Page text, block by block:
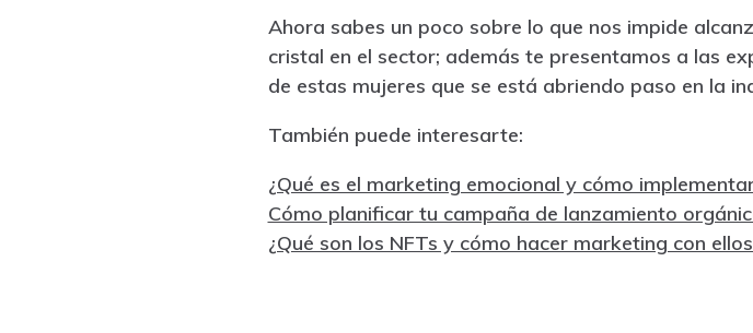
Ahora sabes un poco sobre lo que nos impide
cristal en el sector; además te presentamos a las
de estas mujeres que se está abriendo paso en la
También puede interesarte:
¿Qué es el marketing emocional y cómo
Cómo planificar tu campaña de lanzamiento
¿Qué son los NFTs y cómo hacer marketing con